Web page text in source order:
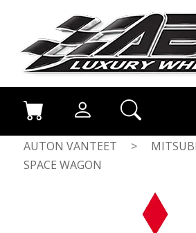
AUTON VANTEET >
SPACE WAGON